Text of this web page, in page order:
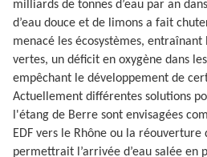
milliards de tonnes d’eau par an
d’eau douce et de limons a fait
menacé les écosystèmes,
vertes, un déficit en oxygène dans
empêchant le développement de
Actuellement différentes solutions
l'étang de Berre sont envisagées
EDF vers le Rhône ou la réouverture
permettrait l’arrivée d’eau salée en